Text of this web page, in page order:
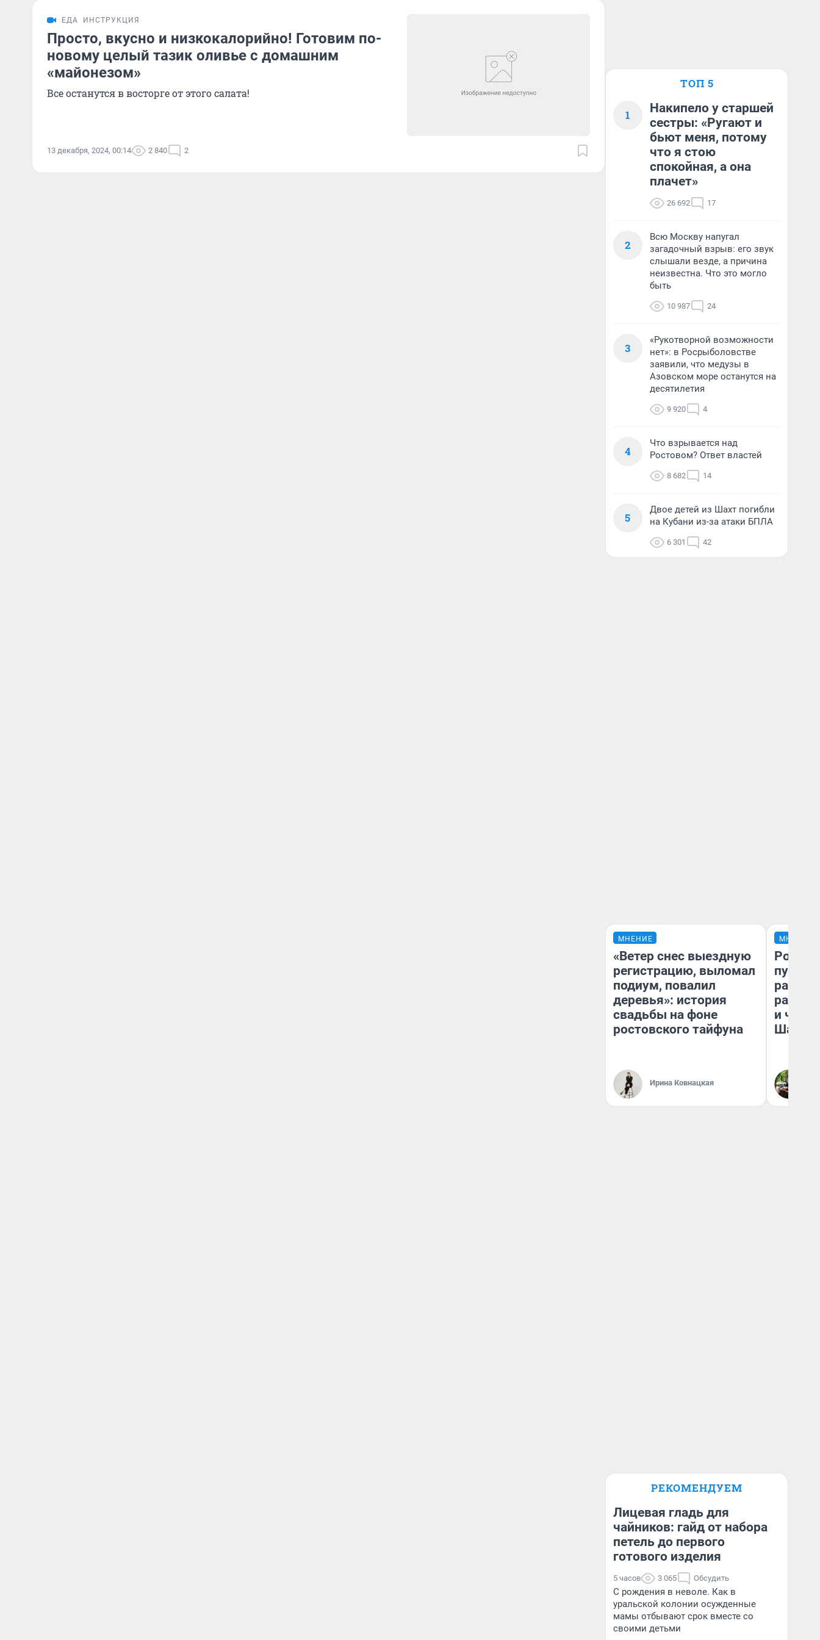
ЕДА ИНСТРУКЦИЯ
Просто, вкусно и низкокалорийно! Готовим по-
новому целый тазик оливье с домашним
«майонезом»
Все останутся в восторге от этого салата!
13 декабря, 2024, 00:14 2 840 2
ТОП 5
1
Накипело у старшей
сестры: «Ругают и
бьют меня, потому
что я стою
спокойная, а она
плачет»
26 692 17
2
Всю Москву напугал
загадочный взрыв: его звук
слышали везде, а причина
неизвестна. Что это могло
быть
10 987 24
3
«Рукотворной возможности
нет»: в Росрыболовстве
заявили, что медузы в
Азовском море останутся на
десятилетия
9 920 4
4
Что взрывается над
Ростовом? Ответ властей
8 682 14
5
Двое детей из Шахт погибли
на Кубани из-за атаки БПЛА
6 301 42
МНЕНИЕ
«Ветер снес выездную
регистрацию, выломал
подиум, повалил
деревья»: история
свадьбы на фоне
ростовского тайфуна
Ирина Ковнацкая
МНЕНИЕ
и чем
РЕКОМЕНДУЕМ
Лицевая гладь для
чайников: гайд от набора
петель до первого
готового изделия
5 часов 3 065 Обсудить
С рождения в неволе. Как в
уральской колонии осужденные
мамы отбывают срок вместе со
своими детьми